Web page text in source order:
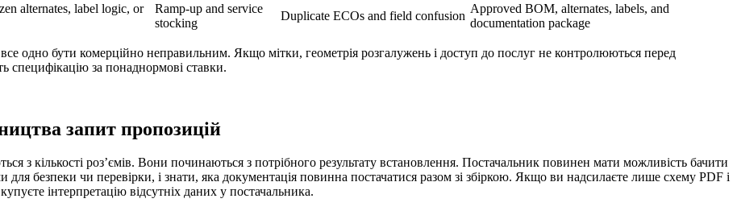
alternates, label logic, or
Ramp-up and service
stocking
Duplicate ECOs and field confusion
Approved BOM, alternates, labels, and
documentation package
одно бути комерційно неправильним. Якщо мітки, геометрія розгалужень і доступ до послуг не контролюються перед
специфікацію за понаднормові ставки.
запит пропозицій
з кількості роз’ємів. Вони починаються з потрібного результату встановлення. Постачальник повинен мати можливість бачити
для безпеки чи перевірки, і знати, яка документація повинна постачатися разом зі збіркою. Якщо ви надсилаєте лише схему PDF і
інтерпретацію відсутніх даних у постачальника.